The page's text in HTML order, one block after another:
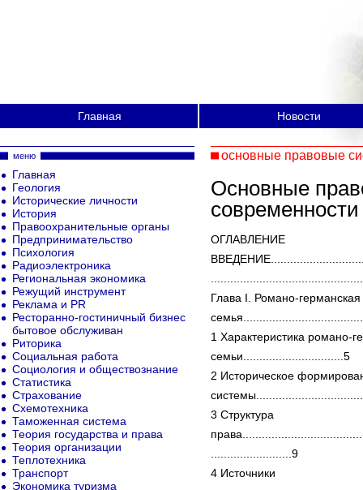
Главная Новости
основные правовые
Основные
современности
ОГЛАВЛЕНИЕ
Глава I. Романо-
1 Характеристика романо-
семьи...............................5
2 Историческое
3 Структура
.........................9
4 Источники
меню
Главная
Геология
Исторические личности
История
Правоохранительные органы
Предпринимательство
Психология
Радиоэлектроника
Региональная экономика
Режущий инструмент
Реклама и PR
Ресторанно-гостиничный бизнес
бытовое обслуживан
Риторика
Социальная работа
Социология и обществознание
Статистика
Страхование
Схемотехника
Таможенная система
Теория государства и права
Теория организации
Теплотехника
Транспорт
Экономика туризма